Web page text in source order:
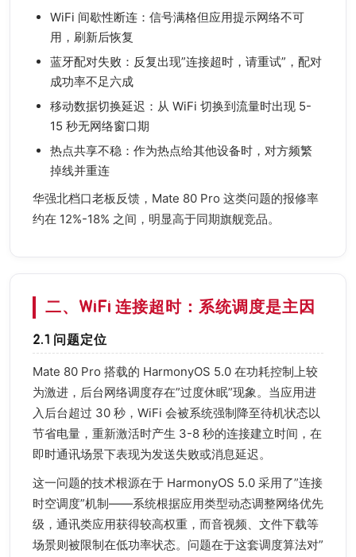
WiFi 间歇性断连：信号满格但应用提示网络不可
用，刷新后恢复
蓝牙配对失败：反复出现”连接超时，请重试”，配对
成功率不足六成
移动数据切换延迟：从 WiFi 切换到流量时出现 5-
15 秒无网络窗口期
热点共享不稳：作为热点给其他设备时，对方频繁
掉线并重连
华强北档口老板反馈，Mate 80 Pro 这类问题的报修率
约在 12%-18% 之间，明显高于同期旗舰竞品。
二、WiFi 连接超时：系统调度是主因
2.1 问题定位
Mate 80 Pro 搭载的 HarmonyOS 5.0 在功耗控制上较
为激进，后台网络调度存在”过度休眠”现象。当应用进
入后台超过 30 秒，WiFi 会被系统强制降至待机状态以
节省电量，重新激活时产生 3-8 秒的连接建立时间，在
即时通讯场景下表现为发送失败或消息延迟。
这一问题的技术根源在于 HarmonyOS 5.0 采用了”连接
时空调度”机制——系统根据应用类型动态调整网络优先
级，通讯类应用获得较高权重，而音视频、文件下载等
场景则被限制在低功率状态。问题在于这套调度算法对”